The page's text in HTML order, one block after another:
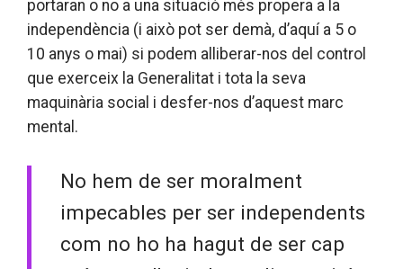
portaran o no a una situació més propera a la
independència (i això pot ser demà, d’aquí a 5 o
10 anys o mai) si podem alliberar-nos del control
que exerceix la Generalitat i tota la seva
maquinària social i desfer-nos d’aquest marc
mental.
No hem de ser moralment
impecables per ser independents
com no ho ha hagut de ser cap